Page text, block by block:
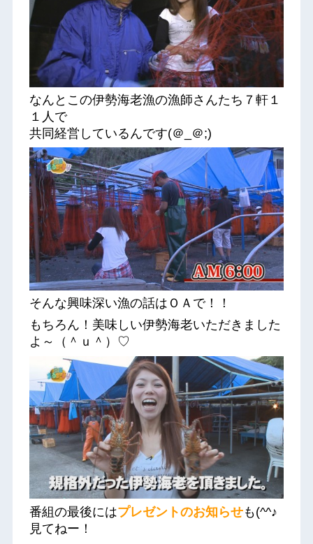
なんとこの伊勢海老漁の漁師さんたち７軒１
１人で
共同経営しているんです(＠_＠;)
そんな興味深い漁の話はＯＡで！！
もちろん！美味しい伊勢海老いただきました
よ～（＾ｕ＾）♡
番組の最後にはプレゼントのお知らせも(^^♪
見てねー！